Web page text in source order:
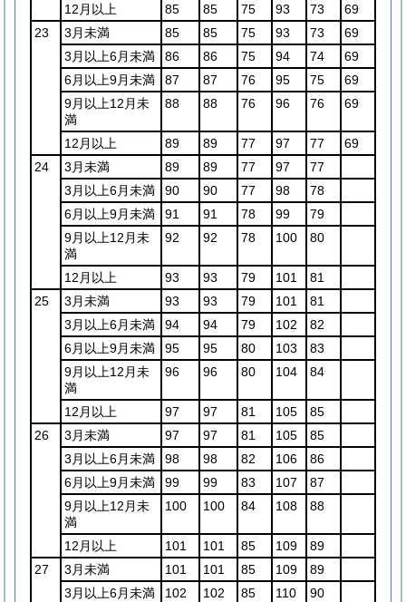
12月以上 85 85 75 93 73
69
23
3月未満 85 85 75 93 73
69
3月以上6月未満
86 86 75 94 74
69
6月以上9月未満
87 87 76 95 75
69
9月以上12月未
満
88 88 76 96 76 69
12月以上 89 89 77 97 77
69
24
3月未満 89 89 77 97
77
3月以上6月未満
90 90 77 98
78
6月以上9月未満
91 91 78 99
79
9月以上12月未
満
92 92 78 100 80
12月以上 93 93 79 101
81
25
3月未満 93 93 79 101
81
3月以上6月未満
94 94 79 102
82
6月以上9月未満
95 95 80 103
83
9月以上12月未
満
96 96 80 104 84
12月以上 97 97 81 105
85
26
3月未満 97 97 81 105
85
3月以上6月未満
98 98 82 106
86
6月以上9月未満
99 99 83 107
87
9月以上12月未
満
100 100 84 108 88
12月以上 101 101 85 109
89
27
3月未満 101 101 85 109
89
3月以上6月未満
102 102 85 110
90